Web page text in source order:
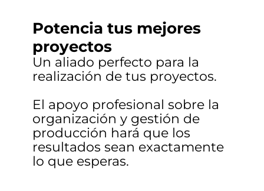
Potencia tus mejores
proyectos
Un aliado perfecto para la
realización de tus proyectos.
El apoyo profesional sobre la
organización y gestión de
producción hará que los
resultados sean exactamente
lo que esperas.